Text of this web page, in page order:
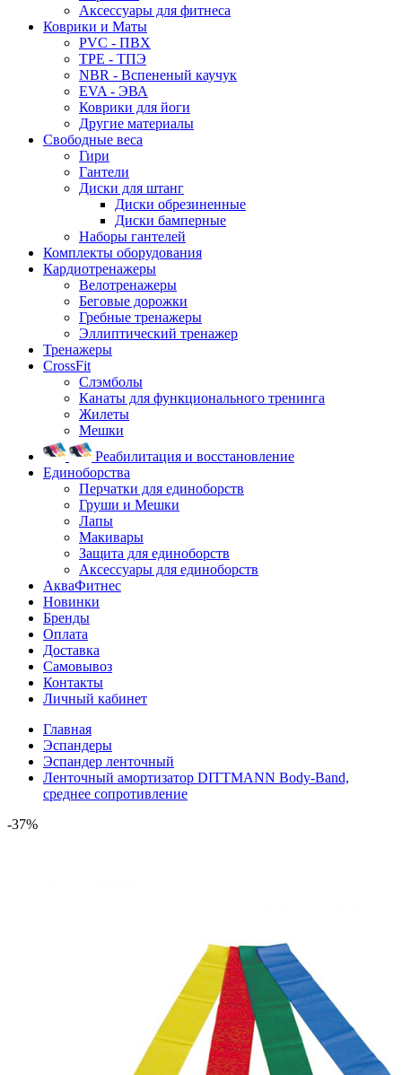
Аксессуары для фитнеса
Коврики и Маты
PVC - ПВХ
TPE - ТПЭ
NBR - Вспененый каучук
EVA - ЭВА
Коврики для йоги
Другие материалы
Свободные веса
Гири
Гантели
Диски для штанг
Диски обрезиненные
Диски бамперные
Наборы гантелей
Комплекты оборудования
Кардиотренажеры
Велотренажеры
Беговые дорожки
Гребные тренажеры
Эллиптический тренажер
Тренажеры
CrossFit
Слэмболы
Канаты для функционального тренинга
Жилеты
Мешки
Реабилитация и восстановление
Единоборства
Перчатки для единоборств
Груши и Мешки
Лапы
Макивары
Защита для единоборств
Аксессуары для единоборств
АкваФитнес
Новинки
Бренды
Оплата
Доставка
Самовывоз
Контакты
Личный кабинет
Главная
Эспандеры
Эспандер ленточный
Ленточный амортизатор DITTMANN Body-Band,
среднее сопротивление
-37%